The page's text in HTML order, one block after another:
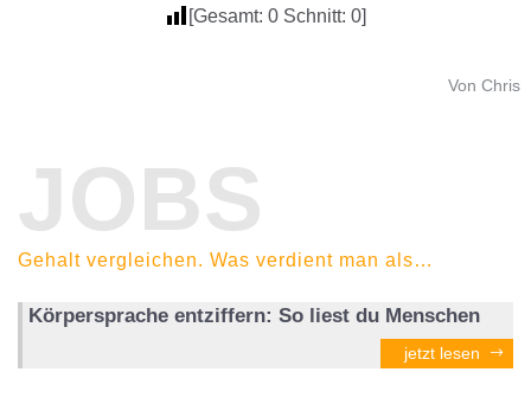
[Gesamt: 0 Schnitt: 0]
Von Chris
JOBS
Gehalt vergleichen. Was verdient man als…
Körpersprache entziffern: So liest du Menschen
jetzt lesen